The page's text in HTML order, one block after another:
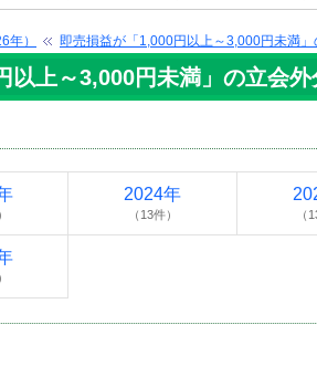
年） 即売損益が「1,000円以上～3,000円未満
以上～3,000円未満」の立会外
2024年
（13件） （